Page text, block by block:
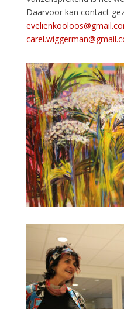
Daarvoor kan contact